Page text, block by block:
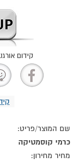
קידום
שם המוצר/פריט:
כרמי קוסמטיקה
מחיר מחירון: